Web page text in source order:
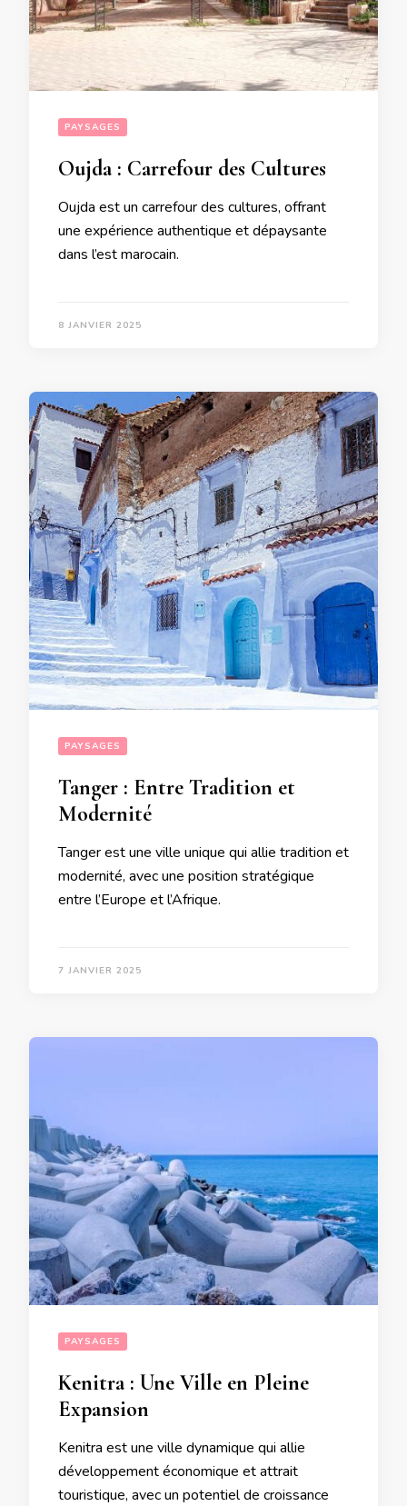
PAYSAGES
Oujda : Carrefour des Cultures
Oujda est un carrefour des cultures, offrant
une expérience authentique et dépaysante
dans l’est marocain.
8 JANVIER 2025
PAYSAGES
Tanger : Entre Tradition et
Modernité
Tanger est une ville unique qui allie tradition et
modernité, avec une position stratégique
entre l’Europe et l’Afrique.
7 JANVIER 2025
PAYSAGES
Kenitra : Une Ville en Pleine
Expansion
Kenitra est une ville dynamique qui allie
développement économique et attrait
touristique, avec un potentiel de croissance